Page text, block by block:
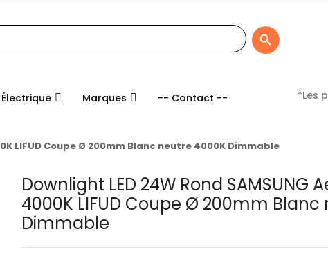

Marques -- Contact -- *Les
LIFUD Coupe Ø 200mm Blanc neutre 4000K Dimmable
Downlight LED 24W Rond SAMSUNG
4000K LIFUD Coupe Ø 200mm Blanc
Dimmable